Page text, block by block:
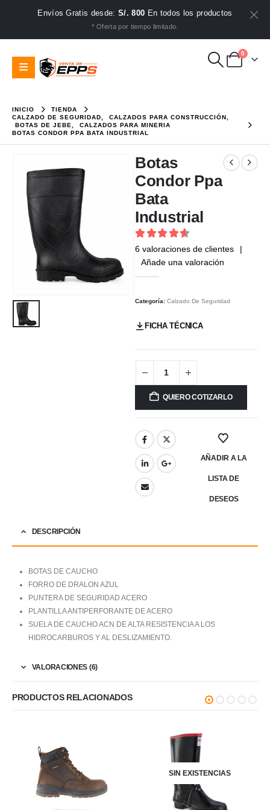
Envíos Gratis desde:S/. 800 En todos los productos
* Oferta por tiempo limitado.
0
INICIO
TIENDA
CALZADO DE SEGURIDAD
CALZADOS PARA CONSTRUCCIÓN
BOTAS DE JEBE
CALZADOS PARA MINERIA
BOTAS CONDOR PPA BATA INDUSTRIAL
Botas
Condor Ppa
Bata
Industrial
4.67out of 5
6 valoraciones de clientes
|
Añade una valoración
Categoría: Calzado De Seguridad
FICHA TÉCNICA
QUIERO COTIZARLO
AÑADIR A LA
LISTA DE
DESEOS
DESCRIPCIÓN
BOTAS DE CAUCHO
FORRO DE DRALON AZUL
PUNTERA DE SEGURIDAD ACERO
PLANTILLA ANTIPERFORANTE DE ACERO
SUELA DE CAUCHO ACN DE ALTA RESISTENCIA A LOS
HIDROCARBUROS Y AL DESLIZAMIENTO.
VALORACIONES (6)
PRODUCTOS RELACIONADOS
SIN EXISTENCIAS